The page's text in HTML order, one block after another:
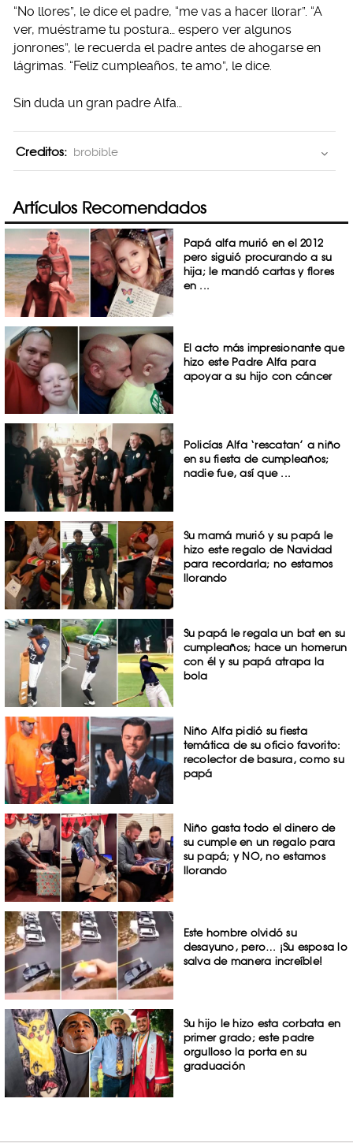
“No llores”, le dice el padre, “me vas a hacer llorar”. “A
ver, muéstrame tu postura… espero ver algunos
jonrones”, le recuerda el padre antes de ahogarse en
lágrimas. “Feliz cumpleaños, te amo”, le dice.
Sin duda un gran padre Alfa…
Creditos: brobible
Artículos Recomendados
Papá alfa murió en el 2012
pero siguió procurando a su
hija; le mandó cartas y flores
en ...
El acto más impresionante que
hizo este Padre Alfa para
apoyar a su hijo con cáncer
Policías Alfa ‘rescatan’ a niño
en su fiesta de cumpleaños;
nadie fue, así que ...
Su mamá murió y su papá le
hizo este regalo de Navidad
para recordarla; no estamos
llorando
Su papá le regala un bat en su
cumpleaños; hace un homerun
con él y su papá atrapa la
bola
Niño Alfa pidió su fiesta
temática de su oficio favorito:
recolector de basura, como su
papá
Niño gasta todo el dinero de
su cumple en un regalo para
su papá; y NO, no estamos
llorando
Este hombre olvidó su
desayuno, pero… ¡Su esposa lo
salva de manera increíble!
Su hijo le hizo esta corbata en
primer grado; este padre
orgulloso la porta en su
graduación